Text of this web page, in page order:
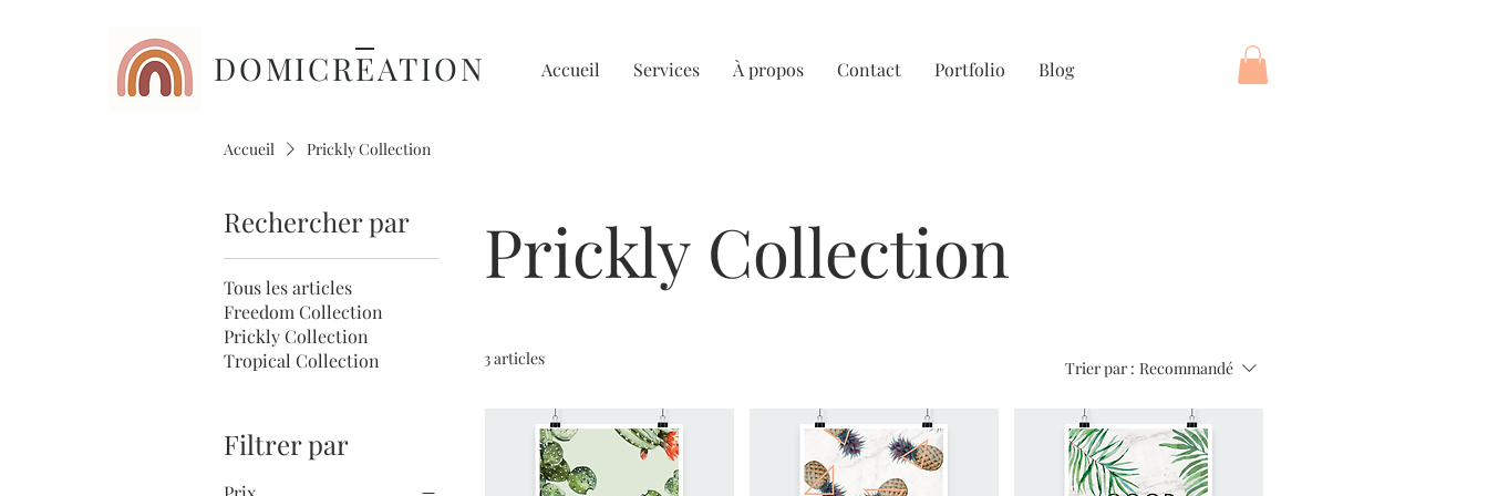
Accueil Services À propos Contact Portfolio Blog
DOMICREATION
Accueil Prickly Collection
Rechercher par
Tous les articles
Freedom Collection
Prickly Collection
Tropical Collection
Filtrer par
Prickly Collection
3 articles Trier par : Recommandé